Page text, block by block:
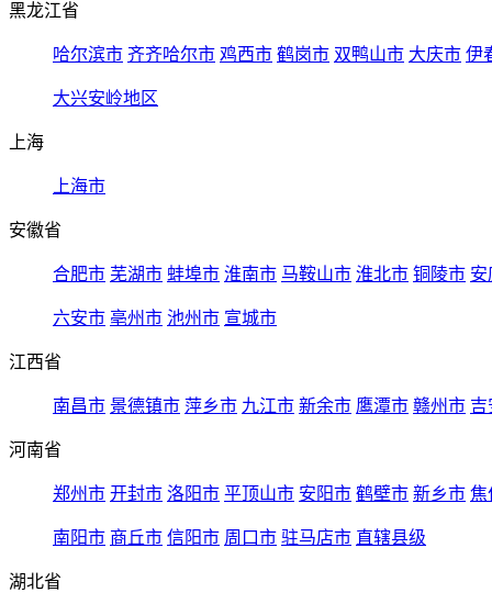
黑龙江省
哈尔滨市 齐齐哈尔市 鸡西市 鹤岗市 双鸭山市 大庆市 伊
大兴安岭地区
上海
上海市
安徽省
合肥市 芜湖市 蚌埠市 淮南市 马鞍山市 淮北市 铜陵市 安
六安市 亳州市 池州市 宣城市
江西省
南昌市 景德镇市 萍乡市 九江市 新余市 鹰潭市 赣州市 吉
河南省
郑州市 开封市 洛阳市 平顶山市 安阳市 鹤壁市 新乡市 焦
南阳市 商丘市 信阳市 周口市 驻马店市 直辖县级
湖北省